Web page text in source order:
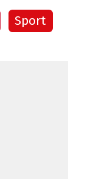
Sport